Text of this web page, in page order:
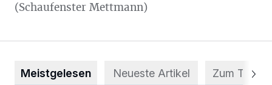
(Schaufenster Mettmann)
Meistgelesen Neueste Artikel Zum Thema